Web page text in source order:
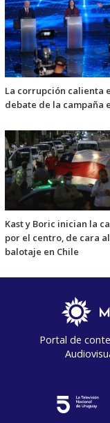
La corrupción calienta
debate de la campaña
Kast y Boric inician la
por el centro, de cara al
balotaje en Chile
Portal de